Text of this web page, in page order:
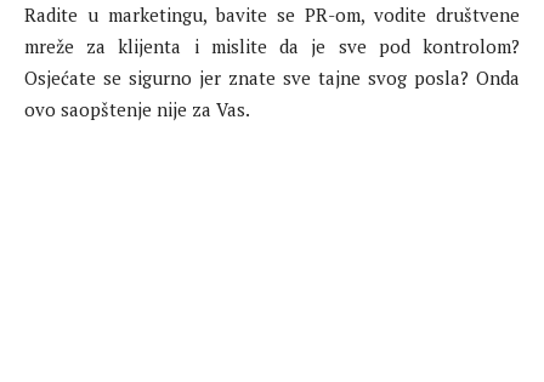
Radite u marketingu, bavite se PR-om, vodite društvene
mreže za klijenta i mislite da je sve pod kontrolom?
Osjećate se sigurno jer znate sve tajne svog posla? Onda
ovo saopštenje nije za Vas.